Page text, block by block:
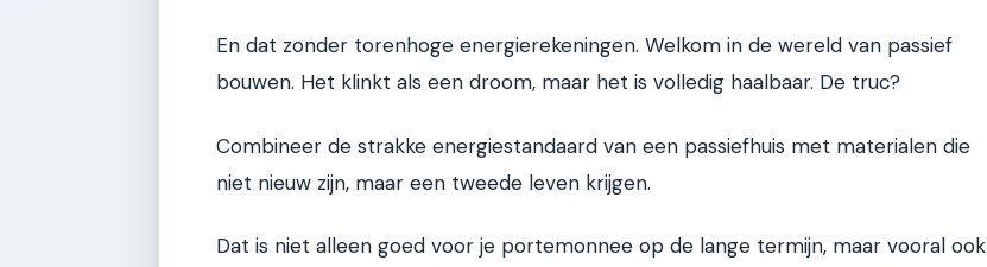
En dat zonder torenhoge energierekeningen. Welkom in de wereld van passief
bouwen. Het klinkt als een droom, maar het is volledig haalbaar. De truc?
Combineer de strakke energiestandaard van een passiefhuis met materialen die
niet nieuw zijn, maar een tweede leven krijgen.
Dat is niet alleen goed voor je portemonnee op de lange termijn, maar vooral ook